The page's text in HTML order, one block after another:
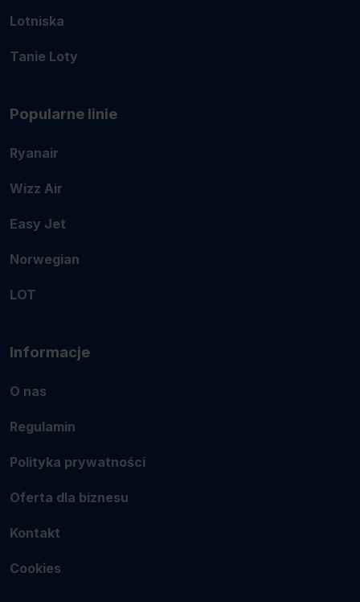
Lotniska
Tanie Loty
Popularne linie
Ryanair
Wizz Air
Easy Jet
Norwegian
LOT
Informacje
O nas
Regulamin
Polityka prywatności
Oferta dla biznesu
Kontakt
Cookies